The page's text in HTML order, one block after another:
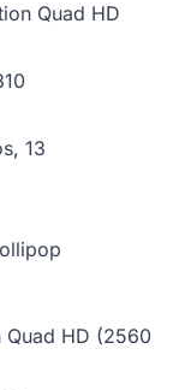
Quad HD
13
Quad HD (2560